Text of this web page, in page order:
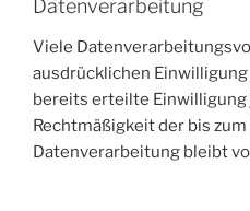
Datenverarbeitung
Viele
ausdrücklichen
bereits erteilte
Rechtmäßigkeit der bis
Datenverarbeitung bleibt